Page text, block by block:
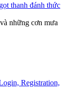
thanh đánh thức
những cơn mưa
Registration,